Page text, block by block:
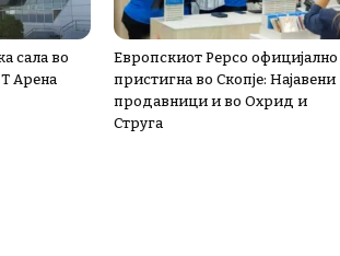
сала во
Арена
Европскиот Pepco официјално
пристигна во Скопје: Најавени
продавници и во Охрид и
Струга